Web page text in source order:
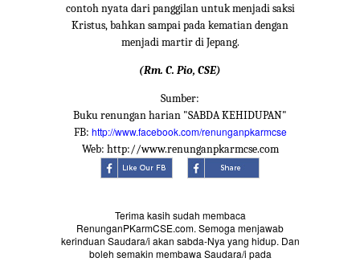
contoh nyata dari panggilan untuk menjadi saksi
Kristus, bahkan sampai pada kematian dengan
menjadi martir di Jepang.
(Rm. C. Pio, CSE)
Sumber:
Buku renungan harian "SABDA KEHIDUPAN"
FB: http://www.facebook.com/renunganpkarmcse
Web: http://www.renunganpkarmcse.com
Terima kasih sudah membaca
RenunganPKarmCSE.com. Semoga menjawab
kerinduan Saudara/i akan sabda-Nya yang hidup. Dan
boleh semakin membawa Saudara/i pada